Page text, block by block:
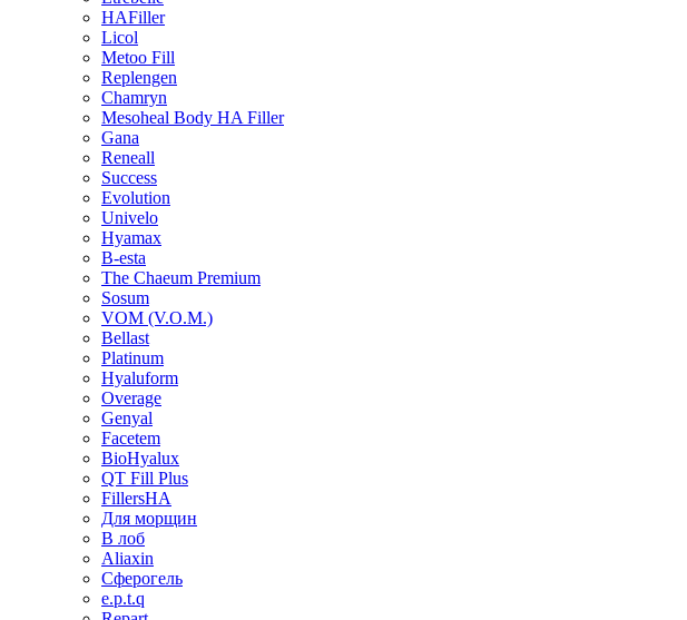
HAFiller
Licol
Metoo Fill
Replengen
Chamryn
Mesoheal Body HA Filler
Gana
Reneall
Success
Evolution
Univelo
Hyamax
B-esta
The Chaeum Premium
Sosum
VOM (V.O.M.)
Bellast
Platinum
Hyaluform
Overage
Genyal
Facetem
BioHyalux
QT Fill Plus
FillersHA
Для морщин
В лоб
Aliaxin
Сферогель
e.p.t.q